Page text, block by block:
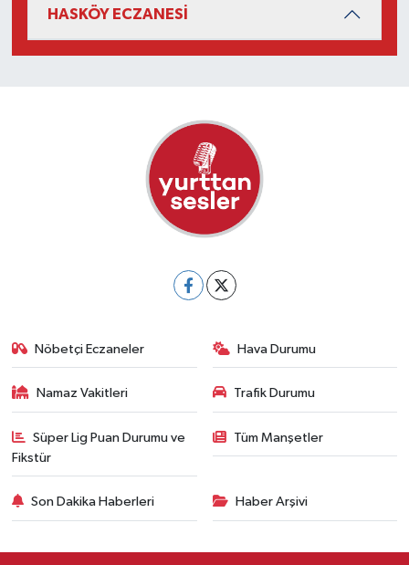
HASKÖY ECZANESİ
Nöbetçi Eczaneler Hava Durumu
Namaz Vakitleri Trafik Durumu
Süper Lig Puan Durumu ve
Fikstür
Tüm Manşetler
Son Dakika Haberleri Haber Arşivi